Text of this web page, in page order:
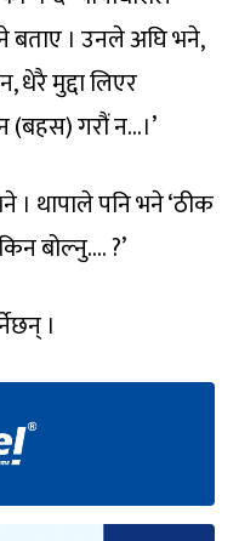
बताए । उनले अघि भने,
धेरै मुद्दा लिएर
गरौं न…।’
। थापाले पनि भने ‘ठीक
बोल्नु…. ?’
।